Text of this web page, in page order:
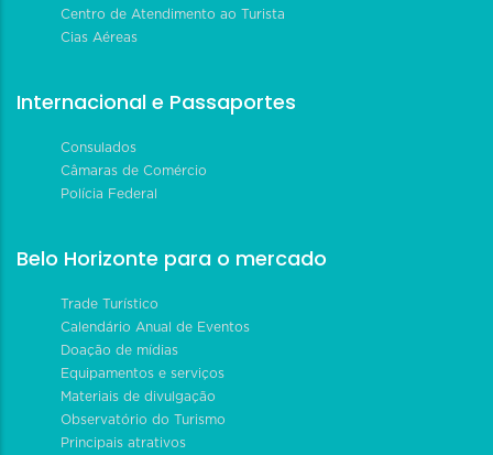
Centro de Atendimento ao Turista
Cias Aéreas
Internacional e Passaportes
Consulados
Câmaras de Comércio
Polícia Federal
Belo Horizonte para o mercado
Trade Turístico
Calendário Anual de Eventos
Doação de mídias
Equipamentos e serviços
Materiais de divulgação
Observatório do Turismo
Principais atrativos